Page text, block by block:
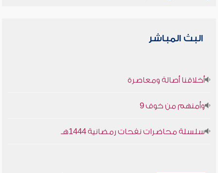
البث المباشر
أخلاقنا أصالة ومعاصرة
وأمنهم من خوف 9
سلسلة محاضرات نفحات رمضانية 1444هـ